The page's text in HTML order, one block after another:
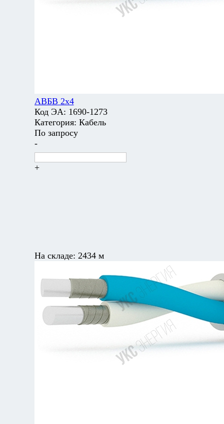
АВБВ 2х4
Код ЭА: 1690-1273
Категория: Кабель
По запросу
-
+
На складе: 2434 м